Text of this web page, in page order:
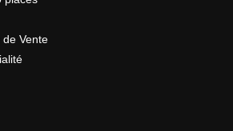
Vente